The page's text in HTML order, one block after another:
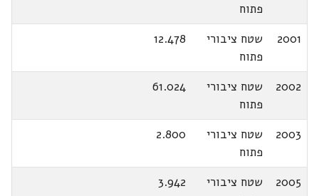
פתוח
2001
שטח ציבורי
פתוח
12.478
2002
שטח ציבורי
פתוח
61.024
2003
שטח ציבורי
פתוח
2.800
2005
שטח ציבורי
3.942